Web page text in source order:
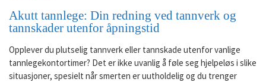
Akutt tannlege: Din redning ved tannverk og
tannskader utenfor åpningstid
Opplever du plutselig tannverk eller tannskade utenfor vanlige
tannlegekontortimer? Det er ikke uvanlig å føle seg hjelpeløs i slike
situasjoner, spesielt når smerten er uutholdelig og du trenger